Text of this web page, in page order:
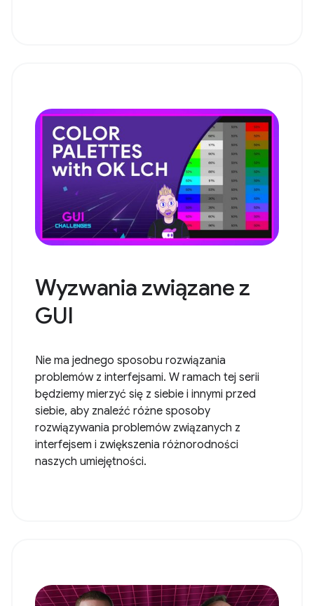
Wyzwania związane z
GUI
Nie ma jednego sposobu rozwiązania
problemów z interfejsami. W ramach tej serii
będziemy mierzyć się z siebie i innymi przed
siebie, aby znaleźć różne sposoby
rozwiązywania problemów związanych z
interfejsem i zwiększenia różnorodności
naszych umiejętności.